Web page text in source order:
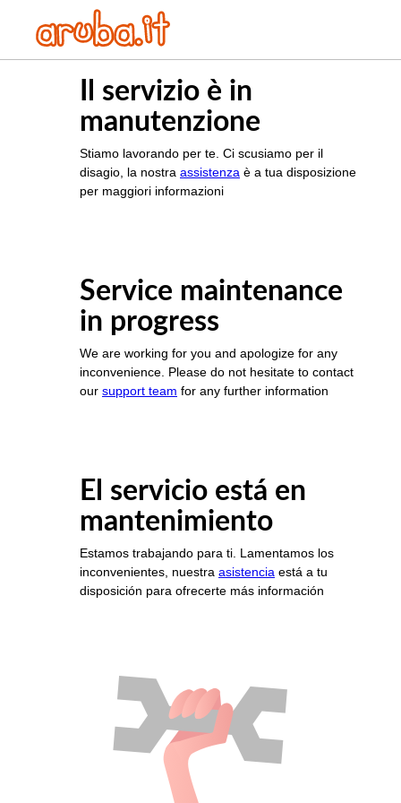
Il servizio è in
manutenzione
Stiamo lavorando per te. Ci scusiamo per il
disagio, la nostra assistenza è a tua disposizione
per maggiori informazioni
Service maintenance
in progress
We are working for you and apologize for any
inconvenience. Please do not hesitate to contact
our support team for any further information
El servicio está en
mantenimiento
Estamos trabajando para ti. Lamentamos los
inconvenientes, nuestra asistencia está a tu
disposición para ofrecerte más información